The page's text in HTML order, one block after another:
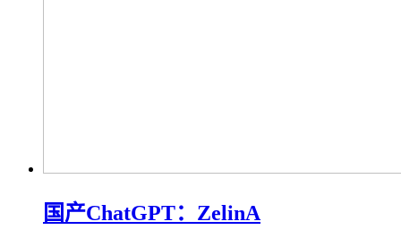
国产ChatGPT：ZelinA